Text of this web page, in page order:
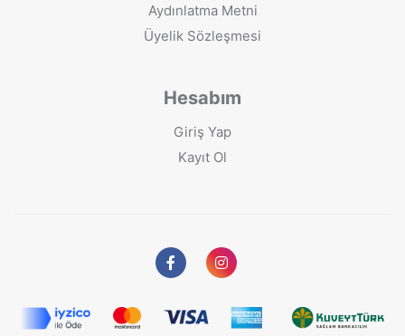
Aydınlatma Metni
Üyelik Sözleşmesi
Hesabım
Giriş Yap
Kayıt Ol